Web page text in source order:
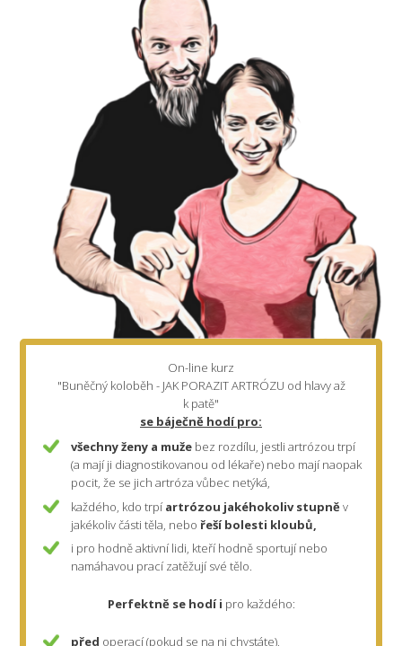
On-line kurz
"Buněčný koloběh - JAK PORAZIT ARTRÓZU od hlavy až
k patě"
se báječně hodí pro:
všechny ženy a muže bez rozdílu, jestli artrózou trpí
(a mají ji diagnostikovanou od lékaře) nebo mají naopak
pocit, že se jich artróza vůbec netýká,
každého, kdo trpíartrózou jakéhokoliv stupněv
jakékoliv části těla, nebořešíbolesti kloubů,
i pro hodně aktivní lidi, kteří hodně sportují nebo
namáhavou prací zatěžují své tělo.
Perfektně se hodí i pro každého:
před operací (pokud se na ni chystáte),